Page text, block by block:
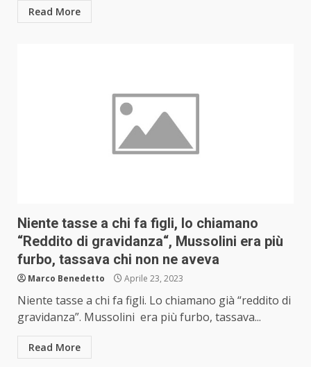
Read More
Niente tasse a chi fa figli, lo chiamano
“Reddito di gravidanza“, Mussolini era più
furbo, tassava chi non ne aveva
Marco Benedetto Aprile 23, 2023
Niente tasse a chi fa figli. Lo chiamano già “reddito di
gravidanza”. Mussolini era più furbo, tassava...
Read More